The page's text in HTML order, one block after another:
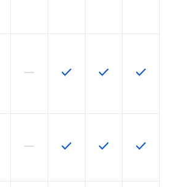
Esta funcionalidade não é
horizontal_rule Esta funcionalidade está
check Esta
check Esta
check
Esta funcionalidade não é
horizontal_rule Esta funcionalidade está
check Esta
check Esta
check